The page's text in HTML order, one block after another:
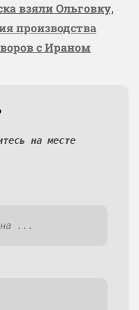
взяли Ольговку,
производства
с Ираном
на месте